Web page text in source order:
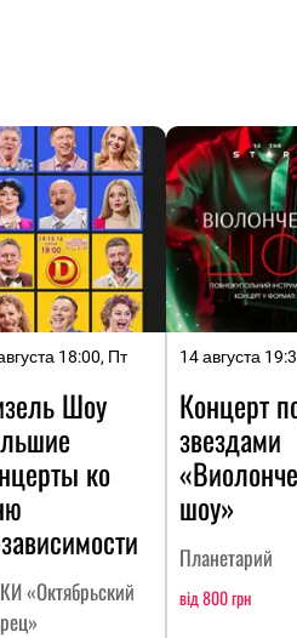
18:00, Пт
Шоу
ко
«Октябрьский
14 августа
Концерт
звездами
шоу»
Планетарий
від 800 грн